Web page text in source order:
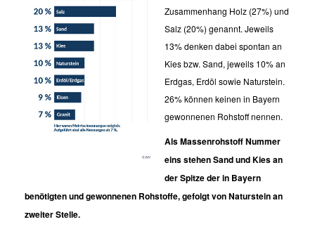
Zusammenhang Holz (27%) und
Salz (20%) genannt. Jeweils
13% denken dabei spontan an
Kies bzw. Sand, jeweils 10% an
Erdgas, Erdöl sowie Naturstein.
26% können keinen in Bayern
gewonnenen Rohstoff nennen.
Als Massenrohstoff Nummer
eins stehen Sand und Kies an
der Spitze der in Bayern
benötigten und gewonnenen Rohstoffe, gefolgt von Naturstein an
zweiter Stelle.